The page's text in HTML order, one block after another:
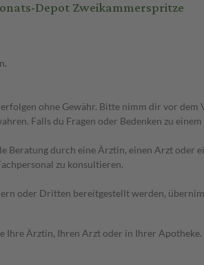
Depot Zweikammerspritze
ohne Gewähr. Bitte nimm dir vor
Falls du Fragen oder Bedenken zu
Beratung durch eine Ärztin, einen Arzt oder
zu konsultieren.
oder Dritten bereitgestellt werden,
Ihre Ärztin, Ihren Arzt oder in Ihrer Apotheke.